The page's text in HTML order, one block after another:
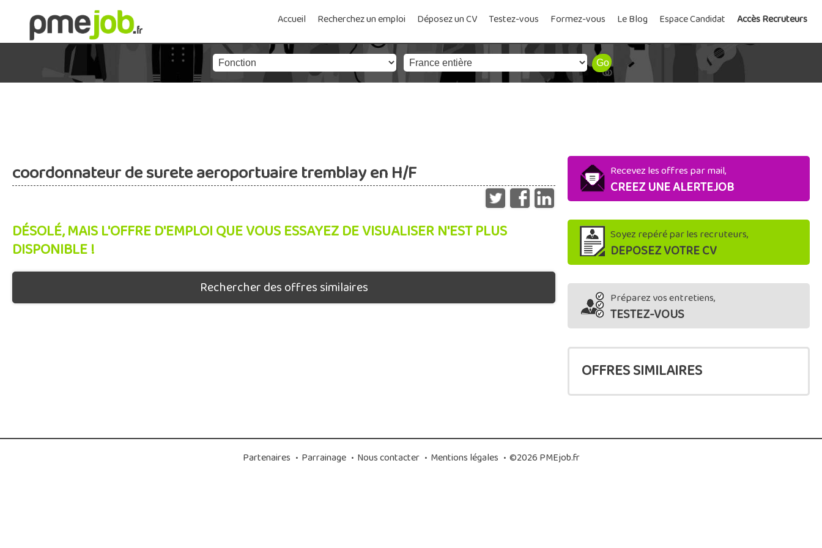
Accueil Recherchez un emploi Déposez un CV Testez-vous Formez-vous Le Blog Espace Candidat Accès Recruteurs
coordonnateur de surete aeroportuaire tremblay en H/F
DÉSOLÉ, MAIS L'OFFRE D'EMPLOI QUE VOUS ESSAYEZ DE VISUALISER N'EST PLUS
DISPONIBLE !
Rechercher des offres similaires
Recevez les offres par mail,
CREEZ UNE ALERTEJOB
Soyez repéré par les recruteurs,
DEPOSEZ VOTRE CV
Préparez vos entretiens,
TESTEZ-VOUS
OFFRES SIMILAIRES
Partenaires • Parrainage • Nous contacter • Mentions légales • ©2026 PMEjob.fr